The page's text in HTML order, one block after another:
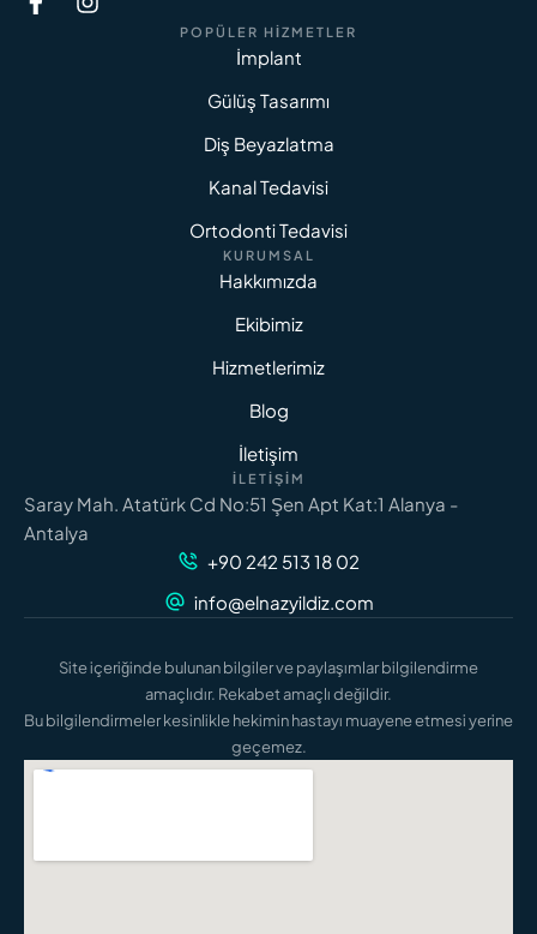
POPÜLER HIZMETLER
İmplant
Gülüş Tasarımı
Diş Beyazlatma
Kanal Tedavisi
Ortodonti Tedavisi
KURUMSAL
Hakkımızda
Ekibimiz
Hizmetlerimiz
Blog
İletişim
İLETIŞIM
Saray Mah. Atatürk Cd No:51 Şen Apt Kat:1 Alanya -
Antalya
+90 242 513 18 02
info@elnazyildiz.com
Site içeriğinde bulunan bilgiler ve paylaşımlar bilgilendirme
amaçlıdır. Rekabet amaçlı değildir.
Bu bilgilendirmeler kesinlikle hekimin hastayı muayene etmesi yerine
geçemez.